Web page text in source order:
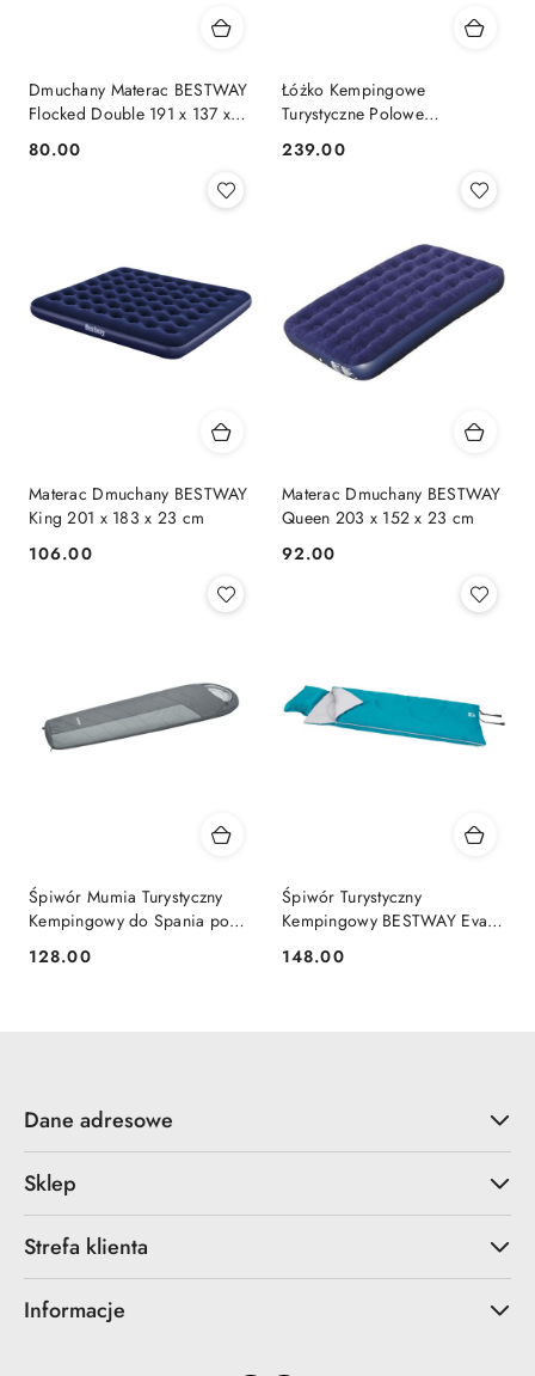
Dmuchany Materac BESTWAY
Flocked Double 191 x 137 x
22 cm
Cena:
80.00
Łóżko Kempingowe
Turystyczne Polowe
Campingowe Składane
SPARTAN 190x64 cm
Cena:
239.00
Materac Dmuchany BESTWAY
King 201 x 183 x 23 cm
Cena:
106.00
Materac Dmuchany BESTWAY
Queen 203 x 152 x 23 cm
Cena:
92.00
Śpiwór Mumia Turystyczny
Kempingowy do Spania pod
Namiot Hiberhide 230x80cm
Cena:
128.00
Śpiwór Turystyczny
Kempingowy BESTWAY Evade
10
Cena:
148.00
Dane adresowe
Sklep
Strefa klienta
Informacje